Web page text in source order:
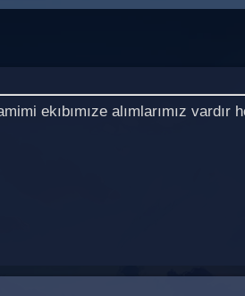
ekıbımıze alımlarımız